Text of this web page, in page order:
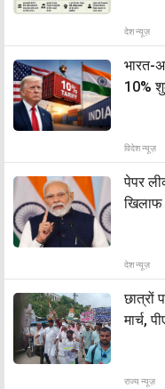
देश न्यूज़
भारत-
10%
विदेश न्यूज़
पेपर
खिलाफ
देश न्यूज़
छात्रों
मार्च,
राज्य न्यूज़